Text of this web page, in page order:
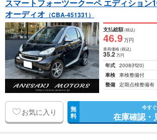
スマートフォーツークーペ エディション
オーディオ （CBA-451331）
支払総額(税込)
46.9万円
車両価格(税込)
35.2万円
年式 2008(H20)
車検 車検整備付
整備 定期点検整備有
お気に入り 無
料
今すぐ
在庫確認・